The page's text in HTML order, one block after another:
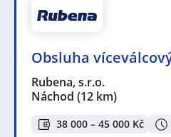
Obsluha
Rubena, s.r.o.
Náchod (12 km)
38 000 – 45 000 Kč